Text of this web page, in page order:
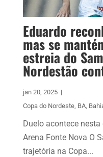
Eduardo
mas se
estreia do
Nordestão
jan 20, 2025 |
Copa do Nordeste, BA,
Duelo acontece
Arena Fonte Nova O
trajetória na Copa...